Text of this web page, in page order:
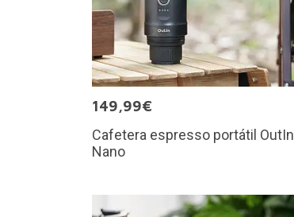
149,99€
Cafetera espresso portátil OutIn
Nano